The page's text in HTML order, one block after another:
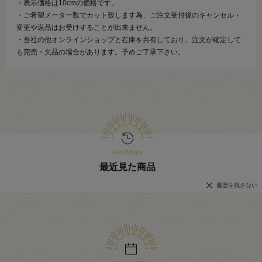
・表示価格は10cmの価格です。
・ご希望メーター数でカット致します為、ご注文受付後のキャンセル・
変更や返品はお受けすることが出来ません。
・当社の他オンラインショップと在庫を共有しており、注文が確定して
も完売・欠品の場合があります。予めご了承下さい。
最近見た商品
履歴を残さない